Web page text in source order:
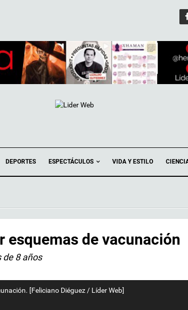
DEPORTES ESPECTÁCULOS VIDA Y ESTILO
esquemas de vacunación
8 años
[Feliciano Diéguez / Líder Web]